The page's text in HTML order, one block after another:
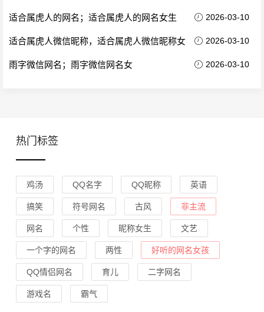
适合属虎人的网名；适合属虎人的网名女生 2026-03-10
适合属虎人微信昵称，适合属虎人微信昵称女 2026-03-10
雨字微信网名；雨字微信网名女 2026-03-10
热门标签
鸡汤 QQ名字 QQ昵称 英语
搞笑 符号网名 古风 非主流
网名 个性 昵称女生 文艺
一个字的网名 两性 好听的网名女孩
QQ情侣网名 育儿 二字网名
游戏名 霸气